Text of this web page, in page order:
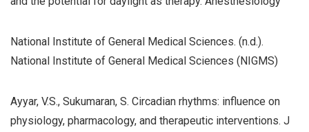
National Institute of General Medical Sciences. (n.d.).
National Institute of General Medical Sciences (NIGMS)
Ayyar, V.S., Sukumaran, S. Circadian rhythms: influence on
physiology, pharmacology, and therapeutic interventions. J